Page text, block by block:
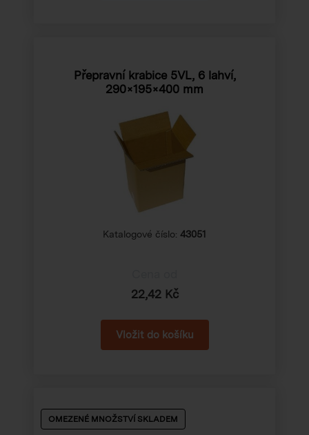
Přepravní krabice 5VL, 6 lahví,
290×195×400 mm
Katalogové číslo: 43051
22,42 Kč
OMEZENÉ MNOŽSTVÍ SKLADEM